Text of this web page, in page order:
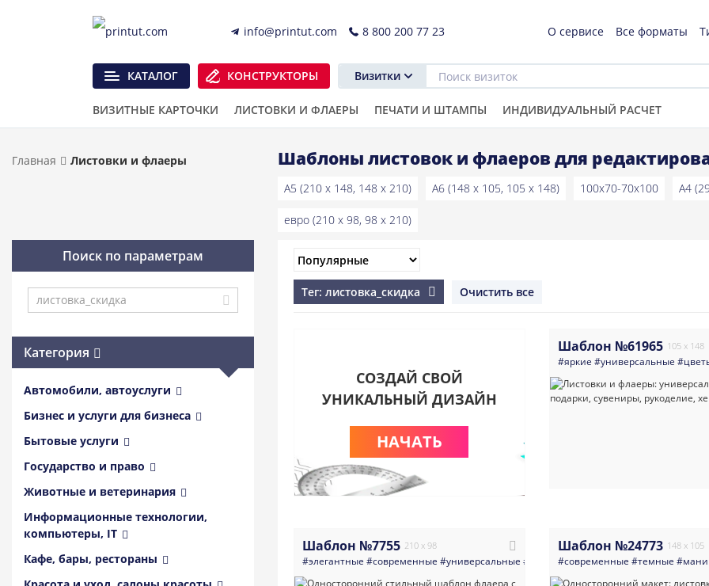
info@printut.com 8 800 200 77 23 О сервисе Все форматы
КАТАЛОГ КОНСТРУКТОРЫ Визитки
ВИЗИТНЫЕ КАРТОЧКИ ЛИСТОВКИ И ФЛАЕРЫ ПЕЧАТИ И ШТАМПЫ ИНДИВИДУАЛЬНЫЙ РАСЧЕТ
Главная Листовки и флаеры Шаблоны листовок и флаеров для
A5 (210 x 148, 148 x 210) A6 (148 x 105, 105 x 148) 100x70-70x100 A4
евро (210 x 98, 98 x 210)
Поиск по параметрам
Категория
Автомобили, автоуслуги
Бизнес и услуги для бизнеса
Бытовые услуги
Государство и право
Животные и ветеринария
Информационные технологии,
компьютеры, IT
Кафе, бары, рестораны
Тег: листовка_скидка Очистить все
СОЗДАЙ СВОЙ
УНИКАЛЬНЫЙ ДИЗАЙН
НАЧАТЬ
Шаблон №61965 105 x 148
#яркие #универсальные
Шаблон №7755 210 x 98
#элегантные #современные #универсальные #реклама#салоны_красоты
Шаблон №24773 148 x 105
#современные #темные